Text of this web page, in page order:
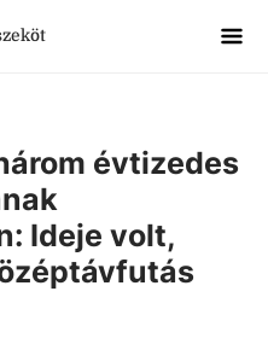
évtizedes
Ideje volt,